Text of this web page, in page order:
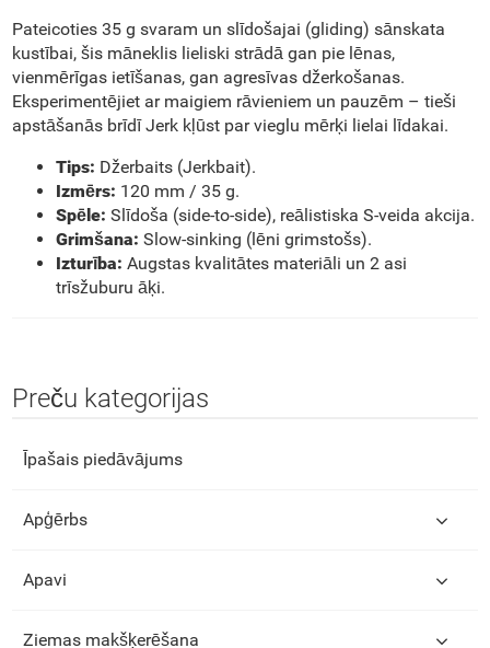
Pateicoties 35 g svaram un slīdošajai (gliding) sānskata
kustībai, šis māneklis lieliski strādā gan pie lēnas,
vienmērīgas ietīšanas, gan agresīvas džerkošanas.
Eksperimentējiet ar maigiem rāvieniem un pauzēm – tieši
apstāšanās brīdī Jerk kļūst par vieglu mērķi lielai līdakai.
Tips: Džerbaits (Jerkbait).
Izmērs: 120 mm / 35 g.
Spēle: Slīdoša (side-to-side), reālistiska S-veida akcija.
Grimšana: Slow-sinking (lēni grimstošs).
Izturība: Augstas kvalitātes materiāli un 2 asi
trīsžuburu āķi.
Preču kategorijas
Īpašais piedāvājums
Apģērbs
Apavi
Ziemas makšķerēšana